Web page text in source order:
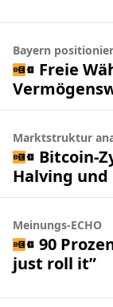
Bayern
Freie
Marktstruktur
Bitcoin-
Halving
Meinungs-ECHO
90
just roll it”